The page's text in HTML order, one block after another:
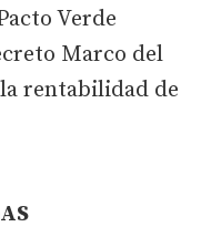
Verde
Marco del
rentabilidad de